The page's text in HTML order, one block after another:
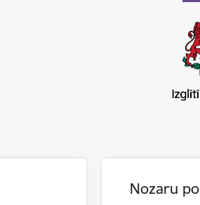
Nozaru